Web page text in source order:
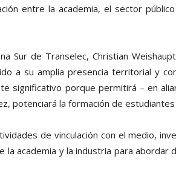
entre la academia, el sector
Sur de Transelec, Christian
a su amplia presencia territorial y
significativo porque permitirá – en
potenciará la formación de
de vinculación con el medio,
academia y la industria para